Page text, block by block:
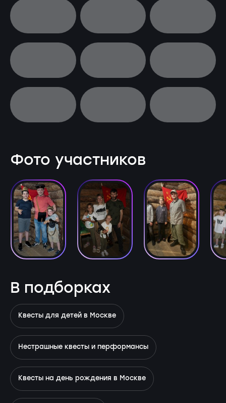
Фото участников
В подборках
Квесты для детей в Москве
Нестрашные квесты и перформансы
Квесты на день рождения в Москве